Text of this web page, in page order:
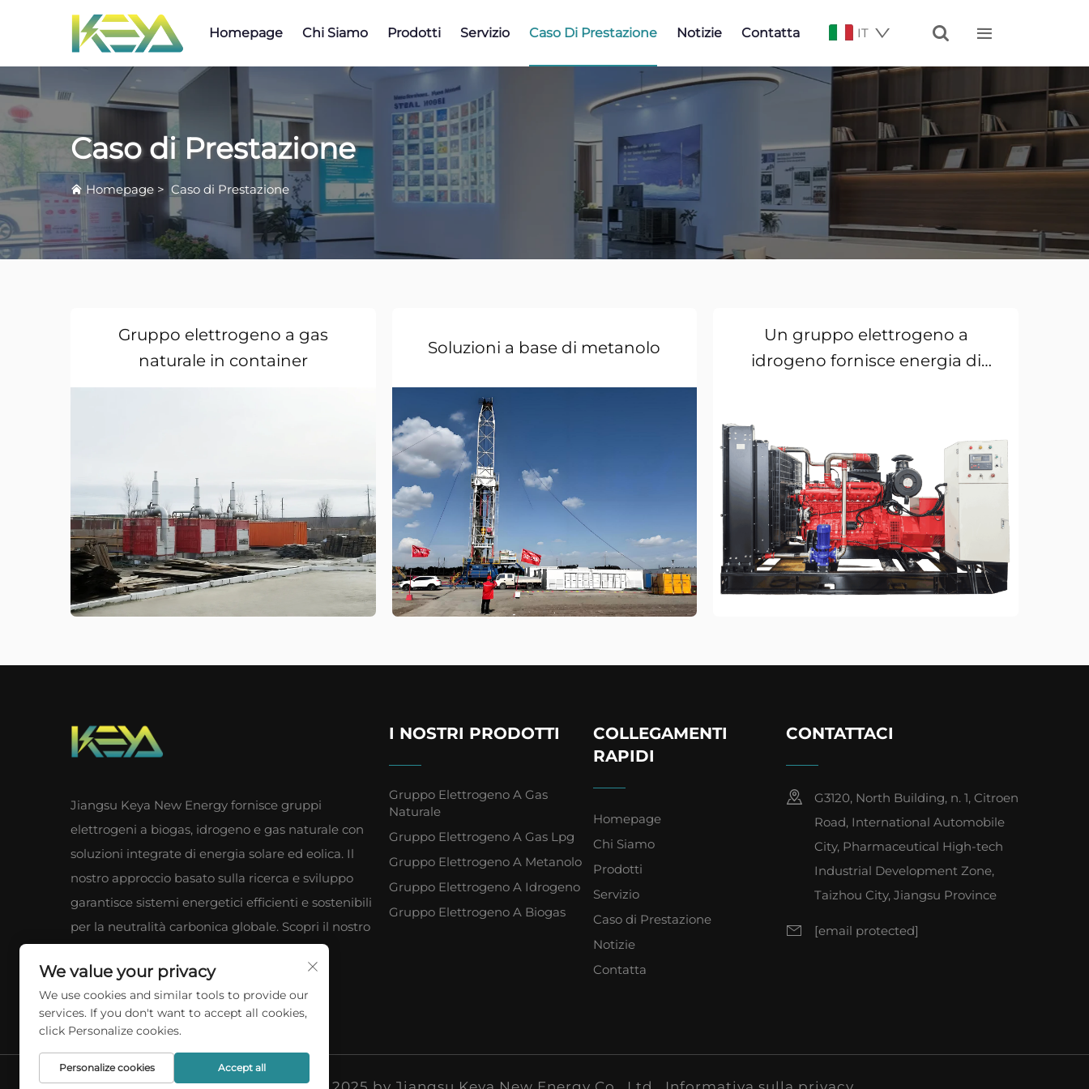
Homepage Chi Siamo Prodotti Servizio Caso Di Prestazione Notizie Contatta IT  
Caso di Prestazione
Homepage > Caso di Prestazione
Gruppo elettrogeno a gas
naturale in container
Soluzioni a base di metanolo
Un gruppo elettrogeno a
idrogeno fornisce energia di
Jiangsu Keya New Energy fornisce gruppi
elettrogeni a biogas, idrogeno e gas naturale con
soluzioni integrate di energia solare ed eolica. Il
nostro approccio basato sulla ricerca e sviluppo
garantisce sistemi energetici efficienti e sostenibili
per la neutralità carbonica globale. Scopri il nostro
I NOSTRI PRODOTTI
Gruppo Elettrogeno A Gas
Naturale
Gruppo Elettrogeno A Gas Lpg
Gruppo Elettrogeno A Metanolo
Gruppo Elettrogeno A Idrogeno
Gruppo Elettrogeno A Biogas
COLLEGAMENTI
RAPIDI
Homepage
Chi Siamo
Prodotti
Servizio
Caso di Prestazione
Notizie
Contatta
CONTATTACI
G3120, North Building, n. 1, Citroen
Road, International Automobile
City, Pharmaceutical High-tech
Industrial Development Zone,
Taizhou City, Jiangsu Province
[email protected]
We value your privacy
We use cookies and similar tools to provide our
services. If you don't want to accept all cookies,
click Personalize cookies.
Personalize cookies Accept all